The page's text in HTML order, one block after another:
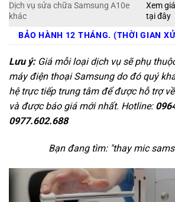
Dịch vụ sửa chữa Samsung A10e
khác
Xem giá
tại đây
BẢO HÀNH 12 THÁNG. (THỜI GIAN
Lưu ý:Giá mỗi loại dịch vụ sẽ phụ
máy điện thoại Samsung do đó quý
hệ trực tiếp trung tâm để được hỗ trợ
và được báo giá mới nhất. Hotline:
0977.602.688
Bạn đang tìm: "thay mic